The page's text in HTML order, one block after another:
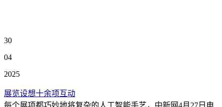
30
04
2025
展览设想十余项互动
每个展项都巧妙地将复杂的人工智能手艺，中新网4月27日电